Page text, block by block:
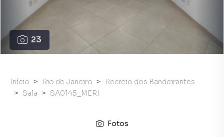
23
Início Rio de Janeiro
Recreio dos Bandeirantes
Sala
SA0145_MERI
Fotos